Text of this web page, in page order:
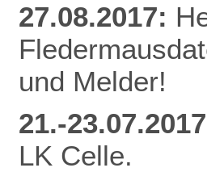
27.08.2017:
und Melder!
21.-
LK Celle.